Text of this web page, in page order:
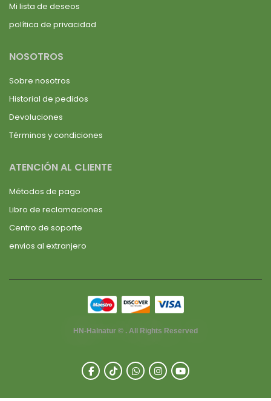
Mi lista de deseos
política de privacidad
NOSOTROS
Sobre nosotros
Historial de pedidos
Devoluciones
Términos y condiciones
ATENCIÓN AL CLIENTE
Métodos de pago
Libro de reclamaciones
Centro de soporte
envios al extranjero
HN-Halnatur © . All Rights Reserved